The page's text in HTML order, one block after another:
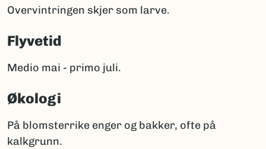
Overvintringen skjer som larve.
Flyvetid
Medio mai - primo juli.
Økologi
På blomsterrike enger og bakker, ofte på
kalkgrunn.